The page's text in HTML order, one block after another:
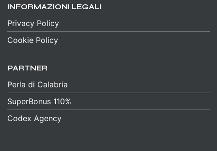
INFORMAZIONI LEGALI
Privacy Policy
Cookie Policy
PARTNER
Perla di Calabria
SuperBonus 110%
Codex Agency